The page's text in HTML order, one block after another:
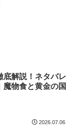
底解説！ネタバレ
魔物食と黄金の国
2026.07.06